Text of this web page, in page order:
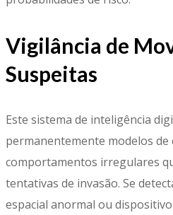
Vigilância de
Suspeitas
Este sistema de inteligência
permanentemente modelos
comportamentos irregulares
tentativas de invasão. Se
espacial anormal ou